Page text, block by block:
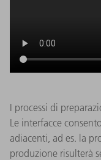
I processi di
Le interfacce
adiacenti, ad es. la
produzione risulterà